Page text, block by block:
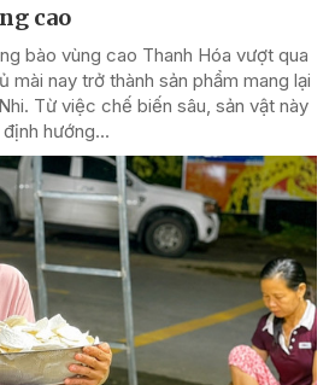
cao
bào vùng cao Thanh Hóa vượt qua
mài nay trở thành sản phẩm mang lại
Từ việc chế biến sâu, sản vật này
hướng...